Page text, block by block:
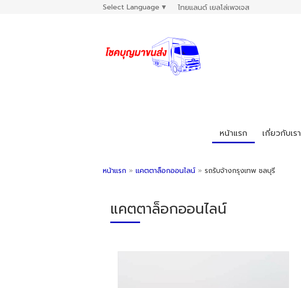
Select Language ▼ ไทยแลนด์ เยลโล่เพจเจส
หน้าแรก เกี่ยวกับเรา
หน้าแรก » แคตตาล็อกออนไลน์ » รถรับจ้างกรุงเทพ ชลบุรี
แคตตาล็อกออนไลน์